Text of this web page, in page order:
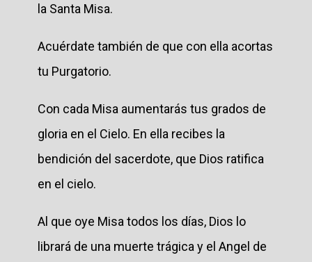
la Santa Misa.
Acuérdate también de que con ella acortas
tu Purgatorio.
Con cada Misa aumentarás tus grados de
gloria en el Cielo. En ella recibes la
bendición del sacerdote, que Dios ratifica
en el cielo.
Al que oye Misa todos los días, Dios lo
librará de una muerte trágica y el Angel de